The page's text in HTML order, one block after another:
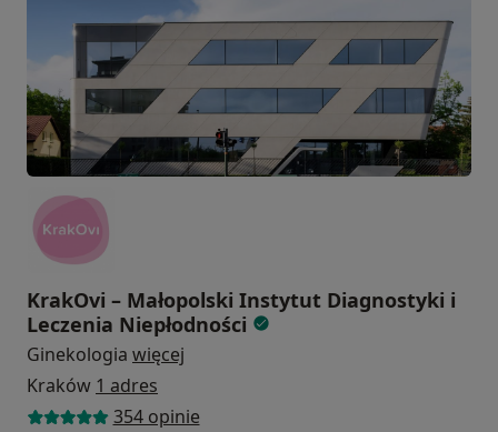
KrakOvi – Małopolski Instytut Diagnostyki i
Leczenia Niepłodności
Ginekologia więcej
Kraków 1 adres
354 opinie